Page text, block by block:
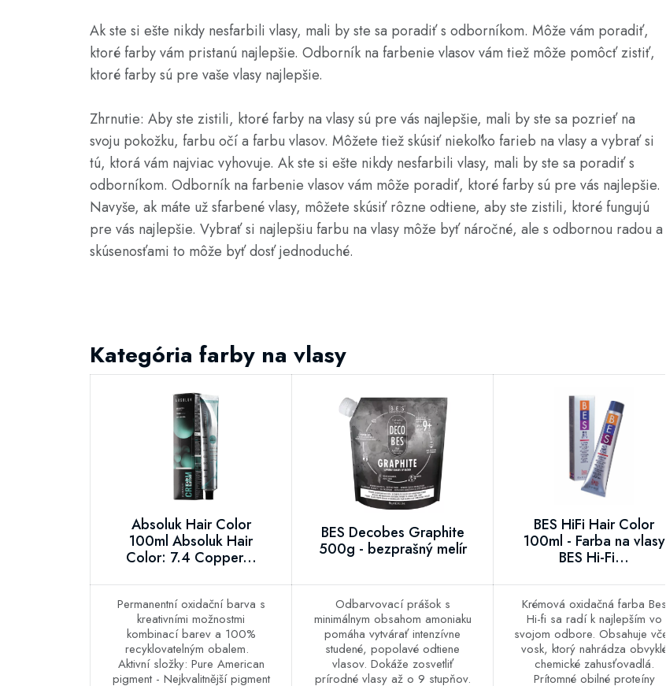
Ak ste si ešte nikdy nesfarbili vlasy, mali by ste sa poradiť s odborníkom. Môže vám poradiť,
ktoré farby vám pristanú najlepšie. Odborník na farbenie vlasov vám tiež môže pomôcť zistiť,
ktoré farby sú pre vaše vlasy najlepšie.
Zhrnutie: Aby ste zistili, ktoré farby na vlasy sú pre vás najlepšie, mali by ste sa pozrieť na
svoju pokožku, farbu očí a farbu vlasov. Môžete tiež skúsiť niekoľko farieb na vlasy a vybrať si
tú, ktorá vám najviac vyhovuje. Ak ste si ešte nikdy nesfarbili vlasy, mali by ste sa poradiť s
odborníkom. Odborník na farbenie vlasov vám môže poradiť, ktoré farby sú pre vás najlepšie.
Navyše, ak máte už sfarbené vlasy, môžete skúsiť rôzne odtiene, aby ste zistili, ktoré fungujú
pre vás najlepšie. Vybrať si najlepšiu farbu na vlasy môže byť náročné, ale s odbornou radou a
skúsenosťami to môže byť dosť jednoduché.
Kategória farby na vlasy
Absoluk Hair Color
100ml Absoluk Hair
Color: 7.4 Copper...
BES Decobes Graphite
500g - bezprašný melír
BES HiFi Hair Color
100ml - Farba na vlasy
BES Hi-Fi...
Permanentní oxidační barva s
kreativními možnostmi
kombinací barev a 100%
recyklovatelným obalem.
Aktivní složky: Pure American
pigment - Nejkvalitnější pigment
Odbarvovací prášok s
minimálnym obsahom amoniaku
pomáha vytvárať intenzívne
studené, popolavé odtiene
vlasov. Dokáže zosvetliť
prírodné vlasy až o 9 stupňov.
Krémová oxidačná farba Bes
Hi-fi sa radí k najlepším vo
svojom odbore. Obsahuje včelí
vosk, ktorý nahrádza obvyklé
chemické zahusťovadlá.
Prítomné obilné proteíny